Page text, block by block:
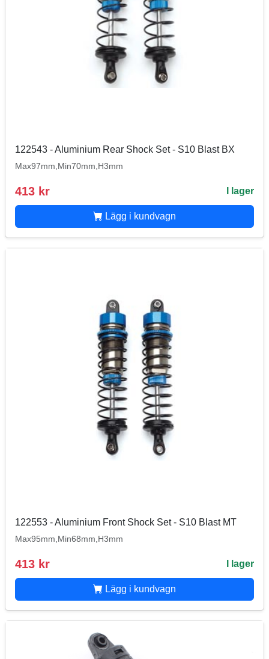
122543 - Aluminium Rear Shock Set - S10 Blast BX
Max97mm,Min70mm,H3mm
413 kr I lager
Lägg i kundvagn
122553 - Aluminium Front Shock Set - S10 Blast MT
Max95mm,Min68mm,H3mm
413 kr I lager
Lägg i kundvagn